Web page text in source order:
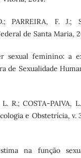
PARREIRA, F. J.;
de Santa Maria,
sexual feminino: a
de Sexualidade
R.; COSTA-PAIVA,
e Obstetrícia, v.
na função